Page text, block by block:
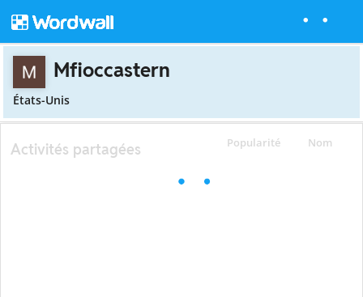
Mfioccastern
États-Unis
Popularité Nom
Activités partagées